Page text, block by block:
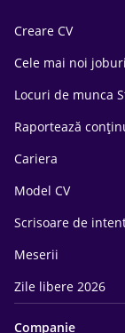
Creare CV
Cele mai noi joburi
Locuri de munca
Raportează
Cariera
Model CV
Scrisoare de
Meserii
Zile libere 2026
Companie